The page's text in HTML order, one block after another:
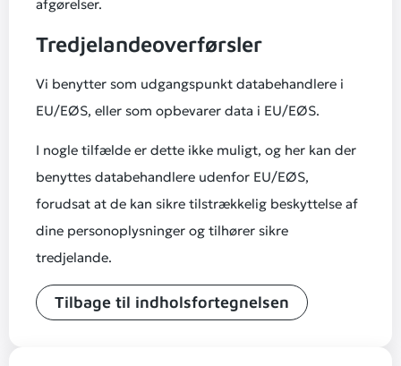
afgørelser.
Tredjelandeoverførsler
Vi benytter som udgangspunkt databehandlere i
EU/EØS, eller som opbevarer data i EU/EØS.
I nogle tilfælde er dette ikke muligt, og her kan der
benyttes databehandlere udenfor EU/EØS,
forudsat at de kan sikre tilstrækkelig beskyttelse af
dine personoplysninger og tilhører sikre
tredjelande.
Tilbage til indholsfortegnelsen